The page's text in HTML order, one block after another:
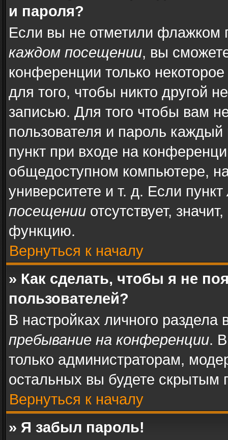
и пароля?
Если вы не отметили флажком
каждом посещении, вы
конференции только
для того, чтобы никто другой
записью. Для того чтобы вам
пользователя и пароль
пункт при входе на
общедоступном компьютере,
университете и т. д. Если пункт
посещении отсутствует,
функцию.
Вернуться к началу
» Как сделать, чтобы я не
пользователей?
В настройках личного
пребывание на конференции.
только администраторам,
остальных вы будете скрытым
Вернуться к началу
» Я забыл пароль!